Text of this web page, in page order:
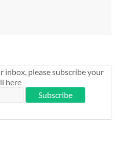
inbox, please subscribe your
here